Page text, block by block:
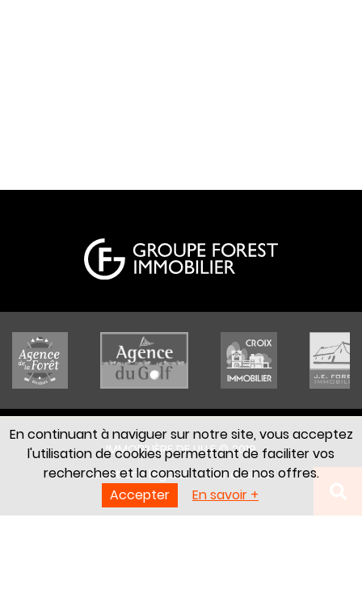
En continuant à naviguer sur notre site, vous acceptez
l'utilisation de cookies permettant de faciliter vos
recherches et la consultation de nos offres.
Accepter
En savoir +
IMMOBILIÈRE DE LILLE © 2019
Mentions légales
Honoraires